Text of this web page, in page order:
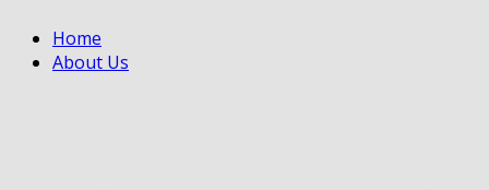
Home
About Us